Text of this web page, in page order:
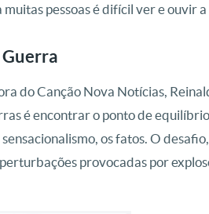
pessoas é difícil ver e ouvir a
do Canção Nova Notícias,
é encontrar o ponto de
os fatos. O
provocadas por